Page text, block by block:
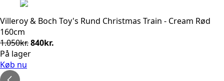
Villeroy & Boch Toy's Rund Christmas Train - Cream Rød
160cm
1.050kr.Den
oprindelige
840kr.
På lager
Køb nu